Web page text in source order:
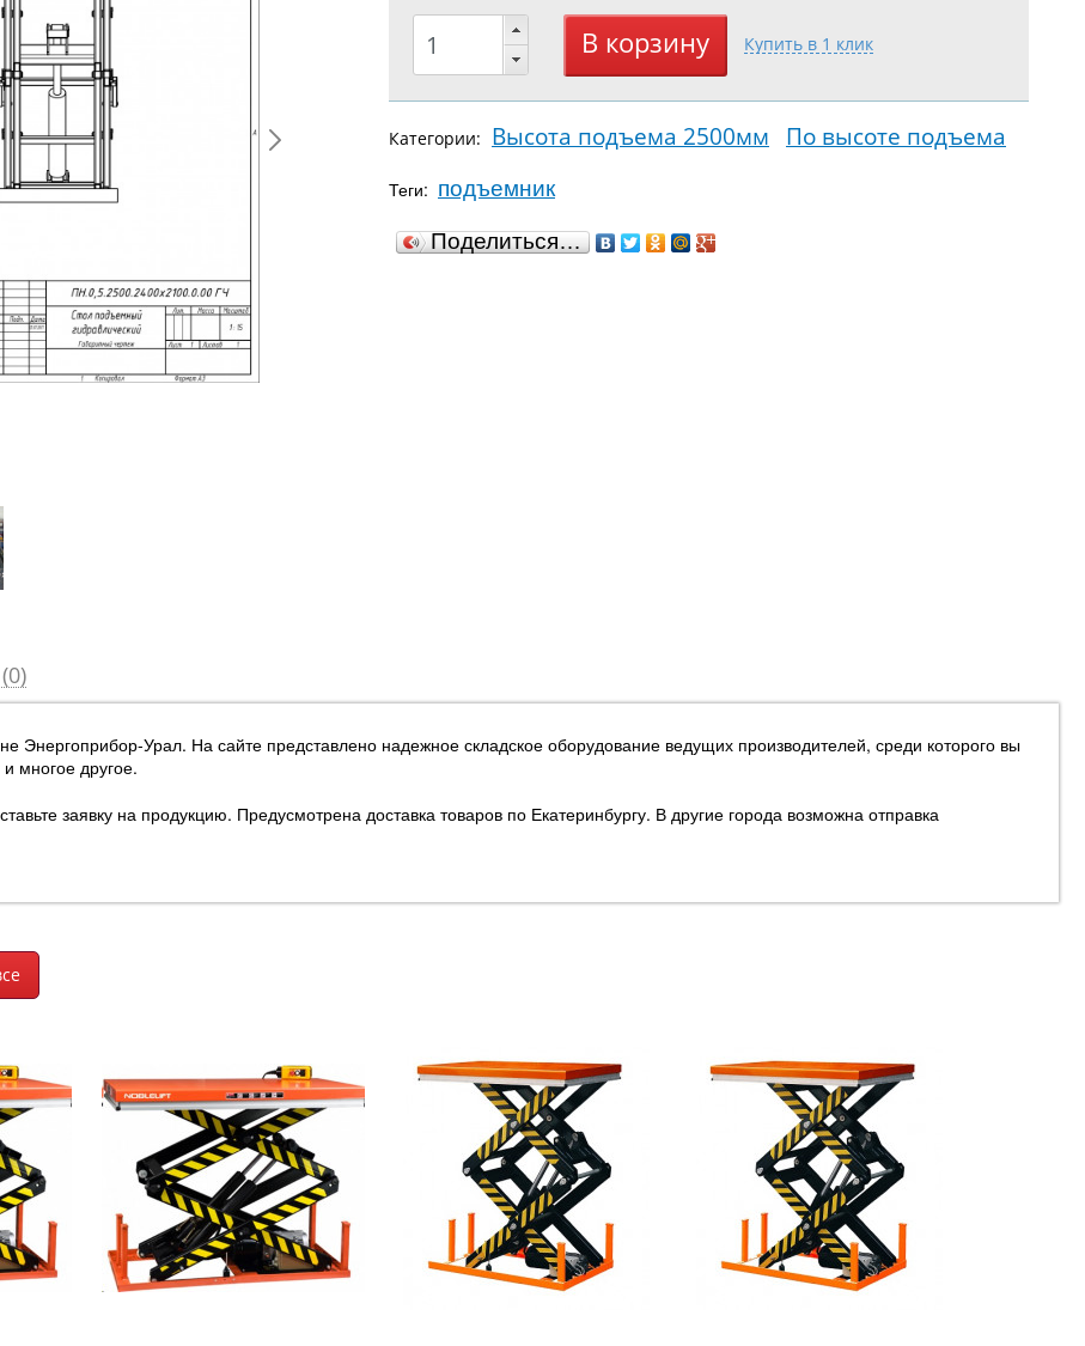
Категории: Высота подъема 2500мм По высоте подъема
Теги: подъемник
Поделиться…
Энергоприбор-Урал. На сайте представлено надежное складское оборудование ведущих производителей, среди которого вы
многое другое.
заявку на продукцию. Предусмотрена доставка товаров по Екатеринбургу. В другие города возможна отправка